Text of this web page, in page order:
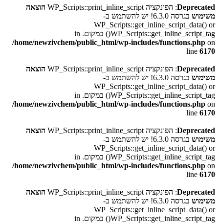
Deprecated: הפונקציה WP_Scripts::print_inline_script
הוצאה
משימוש
בגרסה 6.3.0! יש להשתמש ב-
WP_Scripts::get_inline_script_data() or
WP_Scripts::get_inline_script_tag() במקום. in
/home/newzivchem/public_html/wp-includes/functions.php on
line 6170
Deprecated: הפונקציה WP_Scripts::print_inline_script
הוצאה
משימוש
בגרסה 6.3.0! יש להשתמש ב-
WP_Scripts::get_inline_script_data() or
WP_Scripts::get_inline_script_tag() במקום. in
/home/newzivchem/public_html/wp-includes/functions.php on
line 6170
Deprecated: הפונקציה WP_Scripts::print_inline_script
הוצאה
משימוש
בגרסה 6.3.0! יש להשתמש ב-
WP_Scripts::get_inline_script_data() or
WP_Scripts::get_inline_script_tag() במקום. in
/home/newzivchem/public_html/wp-includes/functions.php on
line 6170
Deprecated: הפונקציה WP_Scripts::print_inline_script
הוצאה
משימוש
בגרסה 6.3.0! יש להשתמש ב-
WP_Scripts::get_inline_script_data() or
WP_Scripts::get_inline_script_tag() במקום. in